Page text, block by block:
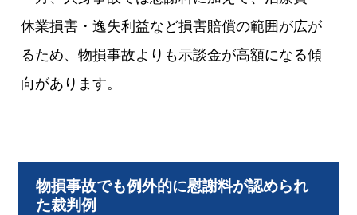
休業損害・逸失利益など損害賠償の範囲が広が
るため、物損事故よりも示談金が高額になる傾
向があります。
物損事故でも例外的に慰謝料が認められ
た裁判例